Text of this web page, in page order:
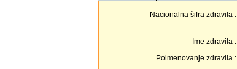
Nacionalna šifra zdravila :
Ime zdravila :
Poimenovanje zdravila :